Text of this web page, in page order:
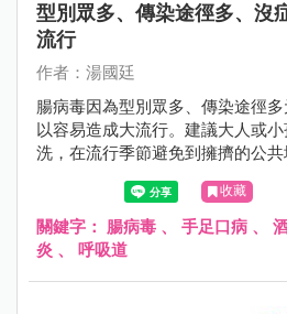
型別眾多、傳染途徑多、沒
流行
作者：湯國廷
腸病毒因為型別眾多、傳染途徑
以容易造成大流行。建議大人或
洗，在流行季節避免到擁擠的公共
前要更衣和洗手，對於家中第二
接受的病毒量往往較高，嚴重度
症前兆。
收藏
關鍵字： 腸病毒 、 手足口病 、
炎 、 呼吸道